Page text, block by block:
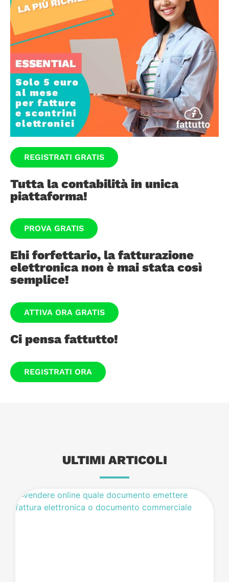
REGISTRATI GRATIS
Tutta la contabilità in unica
piattaforma!
PROVA GRATIS
Ehi forfettario, la fatturazione
elettronica non è mai stata così
semplice!
ATTIVA ORA GRATIS
Ci pensa fattutto!
REGISTRATI ORA
ULTIMI ARTICOLI